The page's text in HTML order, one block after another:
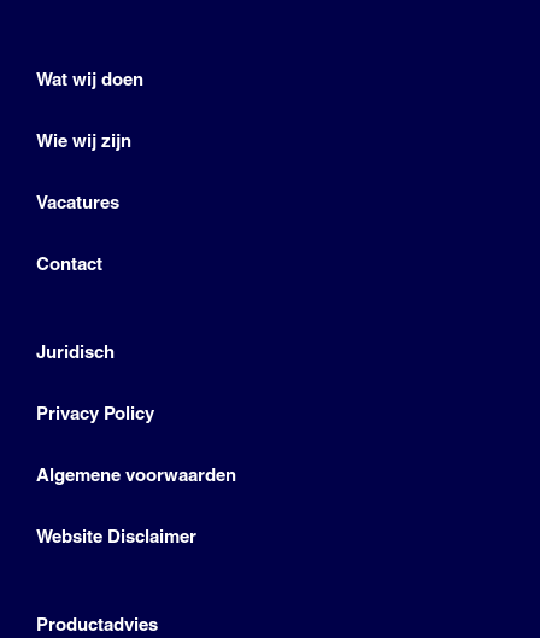
Wat wij doen
Wie wij zijn
Vacatures
Contact
Juridisch
Privacy Policy
Algemene voorwaarden
Website Disclaimer
Productadvies